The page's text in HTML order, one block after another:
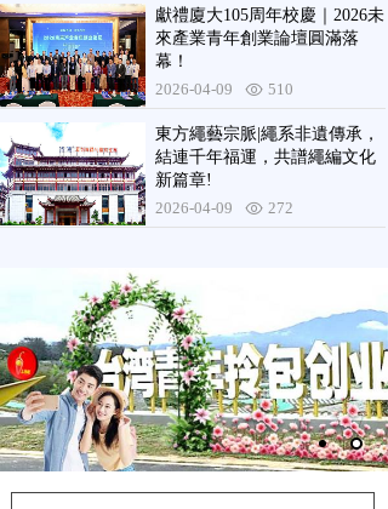
獻禮廈大105周年校慶｜2026未
來產業青年創業論壇圓滿落
幕！
2026-04-09
510
東方繩藝宗脈|繩系非遺傳承，
結連千年福運，共譜繩編文化
新篇章!
2026-04-09
272